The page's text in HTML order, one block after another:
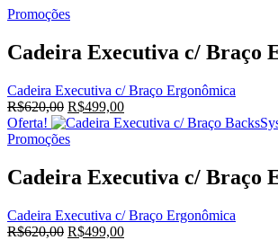
Promoções
Cadeira Executiva c/ Braço
Cadeira Executiva c/ Braço Ergonômica
R$620,00 O
preço
original
R$620,00.
R$499,00O
preço
R$499,00.
Oferta!
Promoções
Cadeira Executiva c/ Braço
Cadeira Executiva c/ Braço Ergonômica
R$620,00 O
R$499,00O